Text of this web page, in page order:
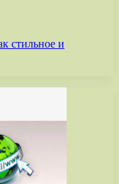
стильное и